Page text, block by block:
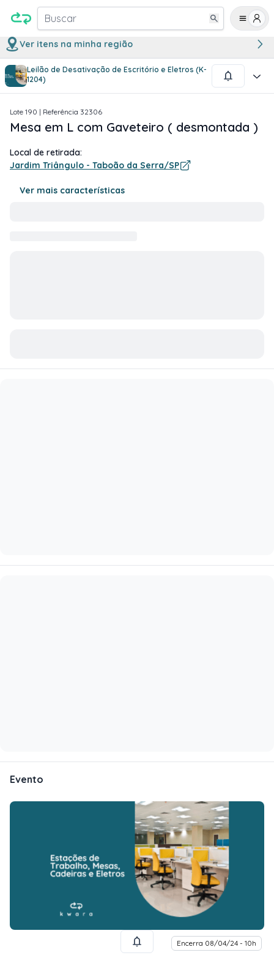
Buscar
Ver itens na minha região
Leilão de Desativação de Escritório e Eletros (K-
1204)
1/4
Lote 190 | Referência 32306
Mesa em L com Gaveteiro ( desmontada )
Local de retirada:
Jardim Triângulo - Taboão da Serra/SP
Ver mais características
Evento
Encerra 08/04/24 - 10h